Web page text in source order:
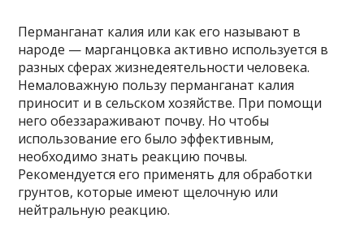
Перманганат калия или как его называют в
народе — марганцовка активно используется в
разных сферах жизнедеятельности человека.
Немаловажную пользу перманганат калия
приносит и в сельском хозяйстве. При помощи
него обеззараживают почву. Но чтобы
использование его было эффективным,
необходимо знать реакцию почвы.
Рекомендуется его применять для обработки
грунтов, которые имеют щелочную или
нейтральную реакцию.